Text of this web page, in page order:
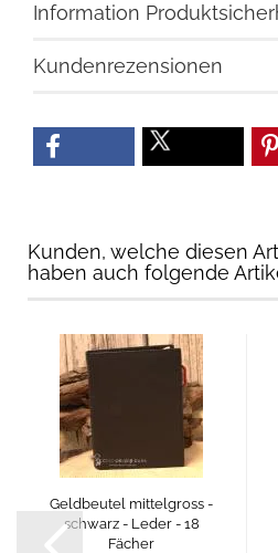
Information
Kundenrezensionen
Kunden, welche diesen
haben auch folgende
Geldbeutel mittelgross -
schwarz - Leder - 18
Fächer